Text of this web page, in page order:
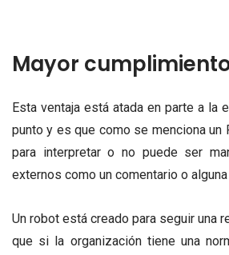
Mayor
Esta ventaja está atada en parte a la
punto y es que como se menciona un
para interpretar o no puede ser
externos como un comentario o
Un robot está creado para seguir una
que si la organización tiene una